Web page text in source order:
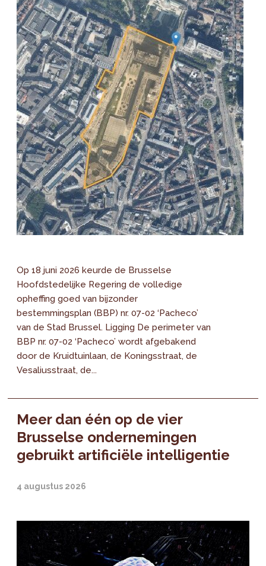
Op 18 juni 2026 keurde de Brusselse
Hoofdstedelijke Regering de volledige
opheffing goed van bijzonder
bestemmingsplan (BBP) nr. 07-02 ‘Pacheco’
van de Stad Brussel. Ligging De perimeter van
BBP nr. 07-02 ‘Pacheco’ wordt afgebakend
door de Kruidtuinlaan, de Koningsstraat, de
Vesaliusstraat, de...
Meer dan één op de vier
Brusselse ondernemingen
gebruikt artificiële intelligentie
4 augustus 2026